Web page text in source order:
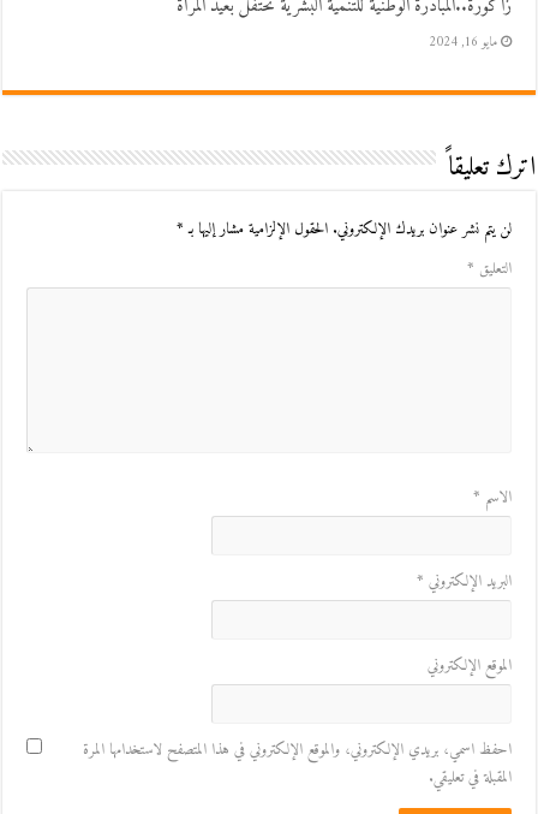
زاكورة..المبادرة الوطنية للتنمية البشرية تحتفل بعيد المرأة
مايو 16, 2024
اترك تعليقاً
لن يتم نشر عنوان بريدك الإلكتروني. الحقول الإلزامية مشار إليها بـ*
التعليق *
الاسم *
البريد الإلكتروني *
الموقع الإلكتروني
احفظ اسمي، بريدي الإلكتروني، والموقع الإلكتروني في هذا المتصفح لاستخدامها المرة
المقبلة في تعليقي.